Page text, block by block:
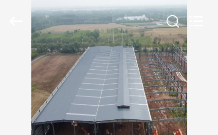
HUIS
PRODUCTEN
VIDEOS